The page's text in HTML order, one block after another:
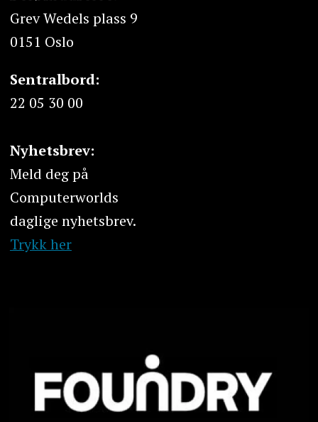
Grev Wedels plass 9
0151 Oslo
Sentralbord:
22 05 30 00
Nyhetsbrev:
Meld deg på
Computerworlds
daglige nyhetsbrev.
Trykk her